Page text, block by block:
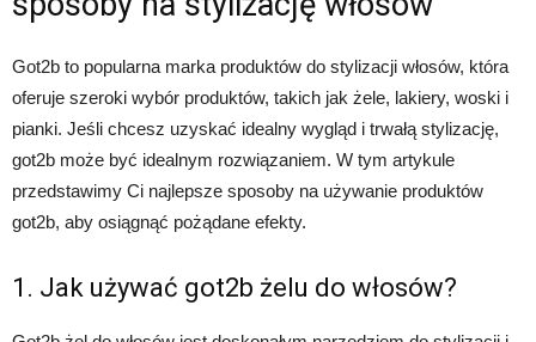
Got2b to popularna marka produktów do stylizacji włosów, która
oferuje szeroki wybór produktów, takich jak żele, lakiery, woski i
pianki. Jeśli chcesz uzyskać idealny wygląd i trwałą stylizację,
got2b może być idealnym rozwiązaniem. W tym artykule
przedstawimy Ci najlepsze sposoby na używanie produktów
got2b, aby osiągnąć pożądane efekty.
1. Jak używać got2b żelu do włosów?